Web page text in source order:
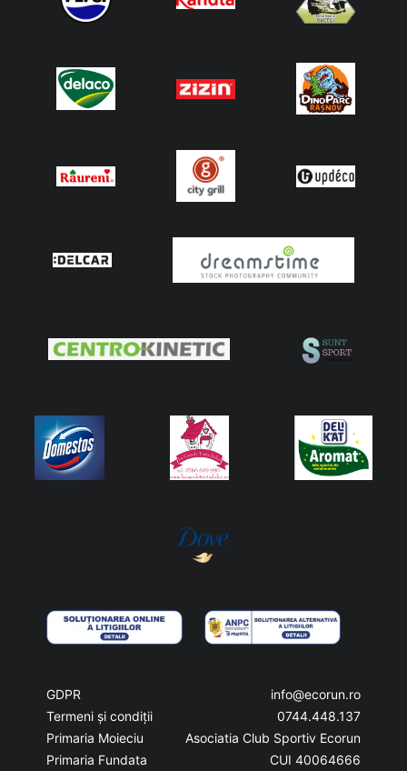
GDPR
Termeni și condiții
Primaria Moieciu
Primaria Fundata
info@ecorun.ro
0744.448.137
Asociatia Club Sportiv Ecorun
CUI 40064666